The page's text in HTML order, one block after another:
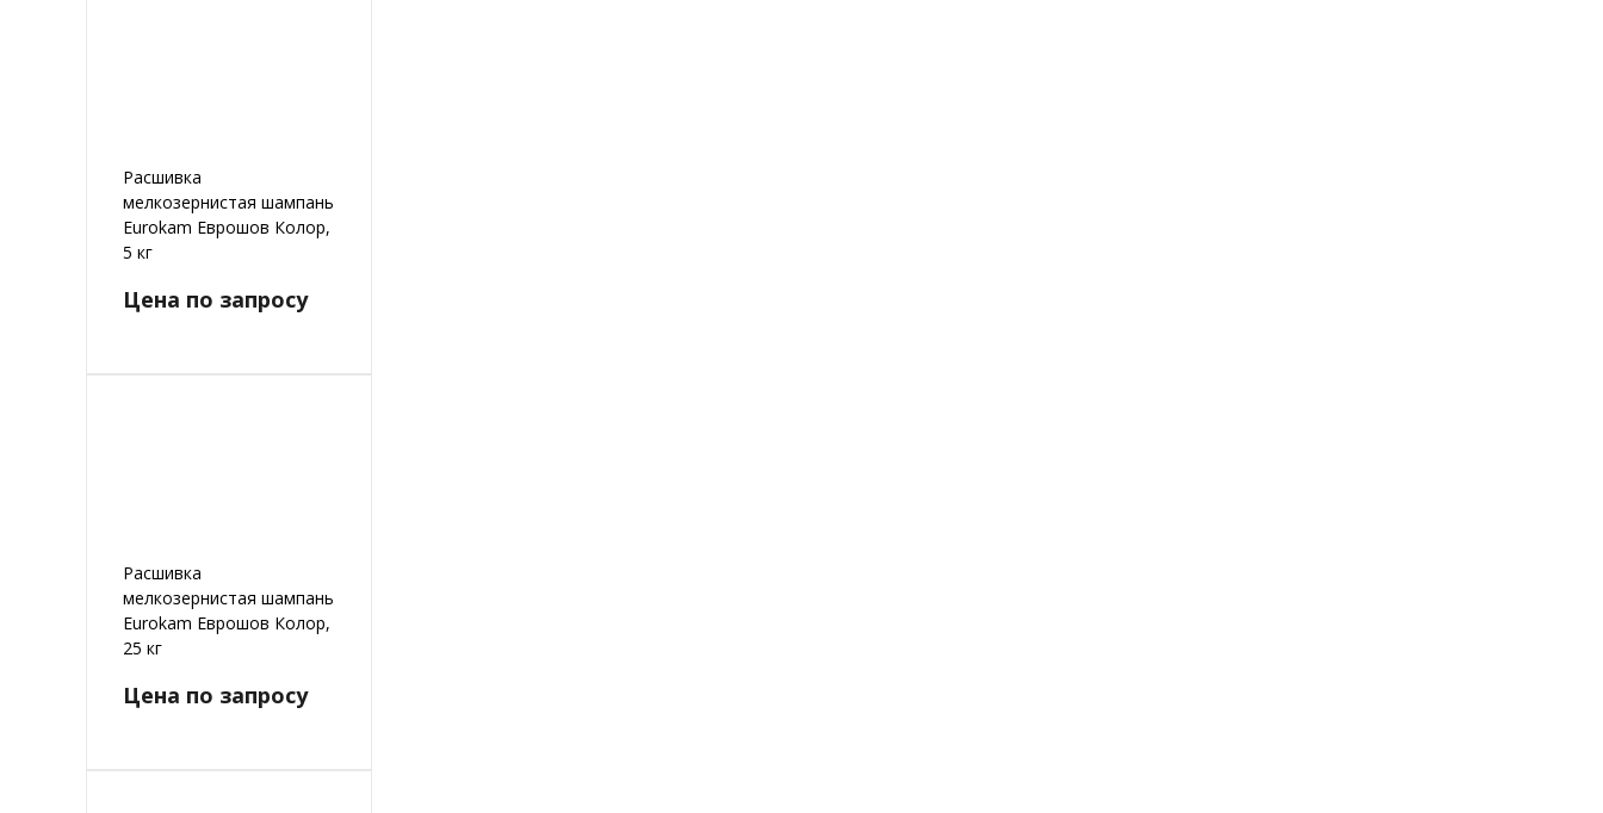
Расшивка
мелкозернистая шампань
Eurokam Еврошов Колор,
5 кг
Цена по запросу
Расшивка
мелкозернистая шампань
Eurokam Еврошов Колор,
25 кг
Цена по запросу